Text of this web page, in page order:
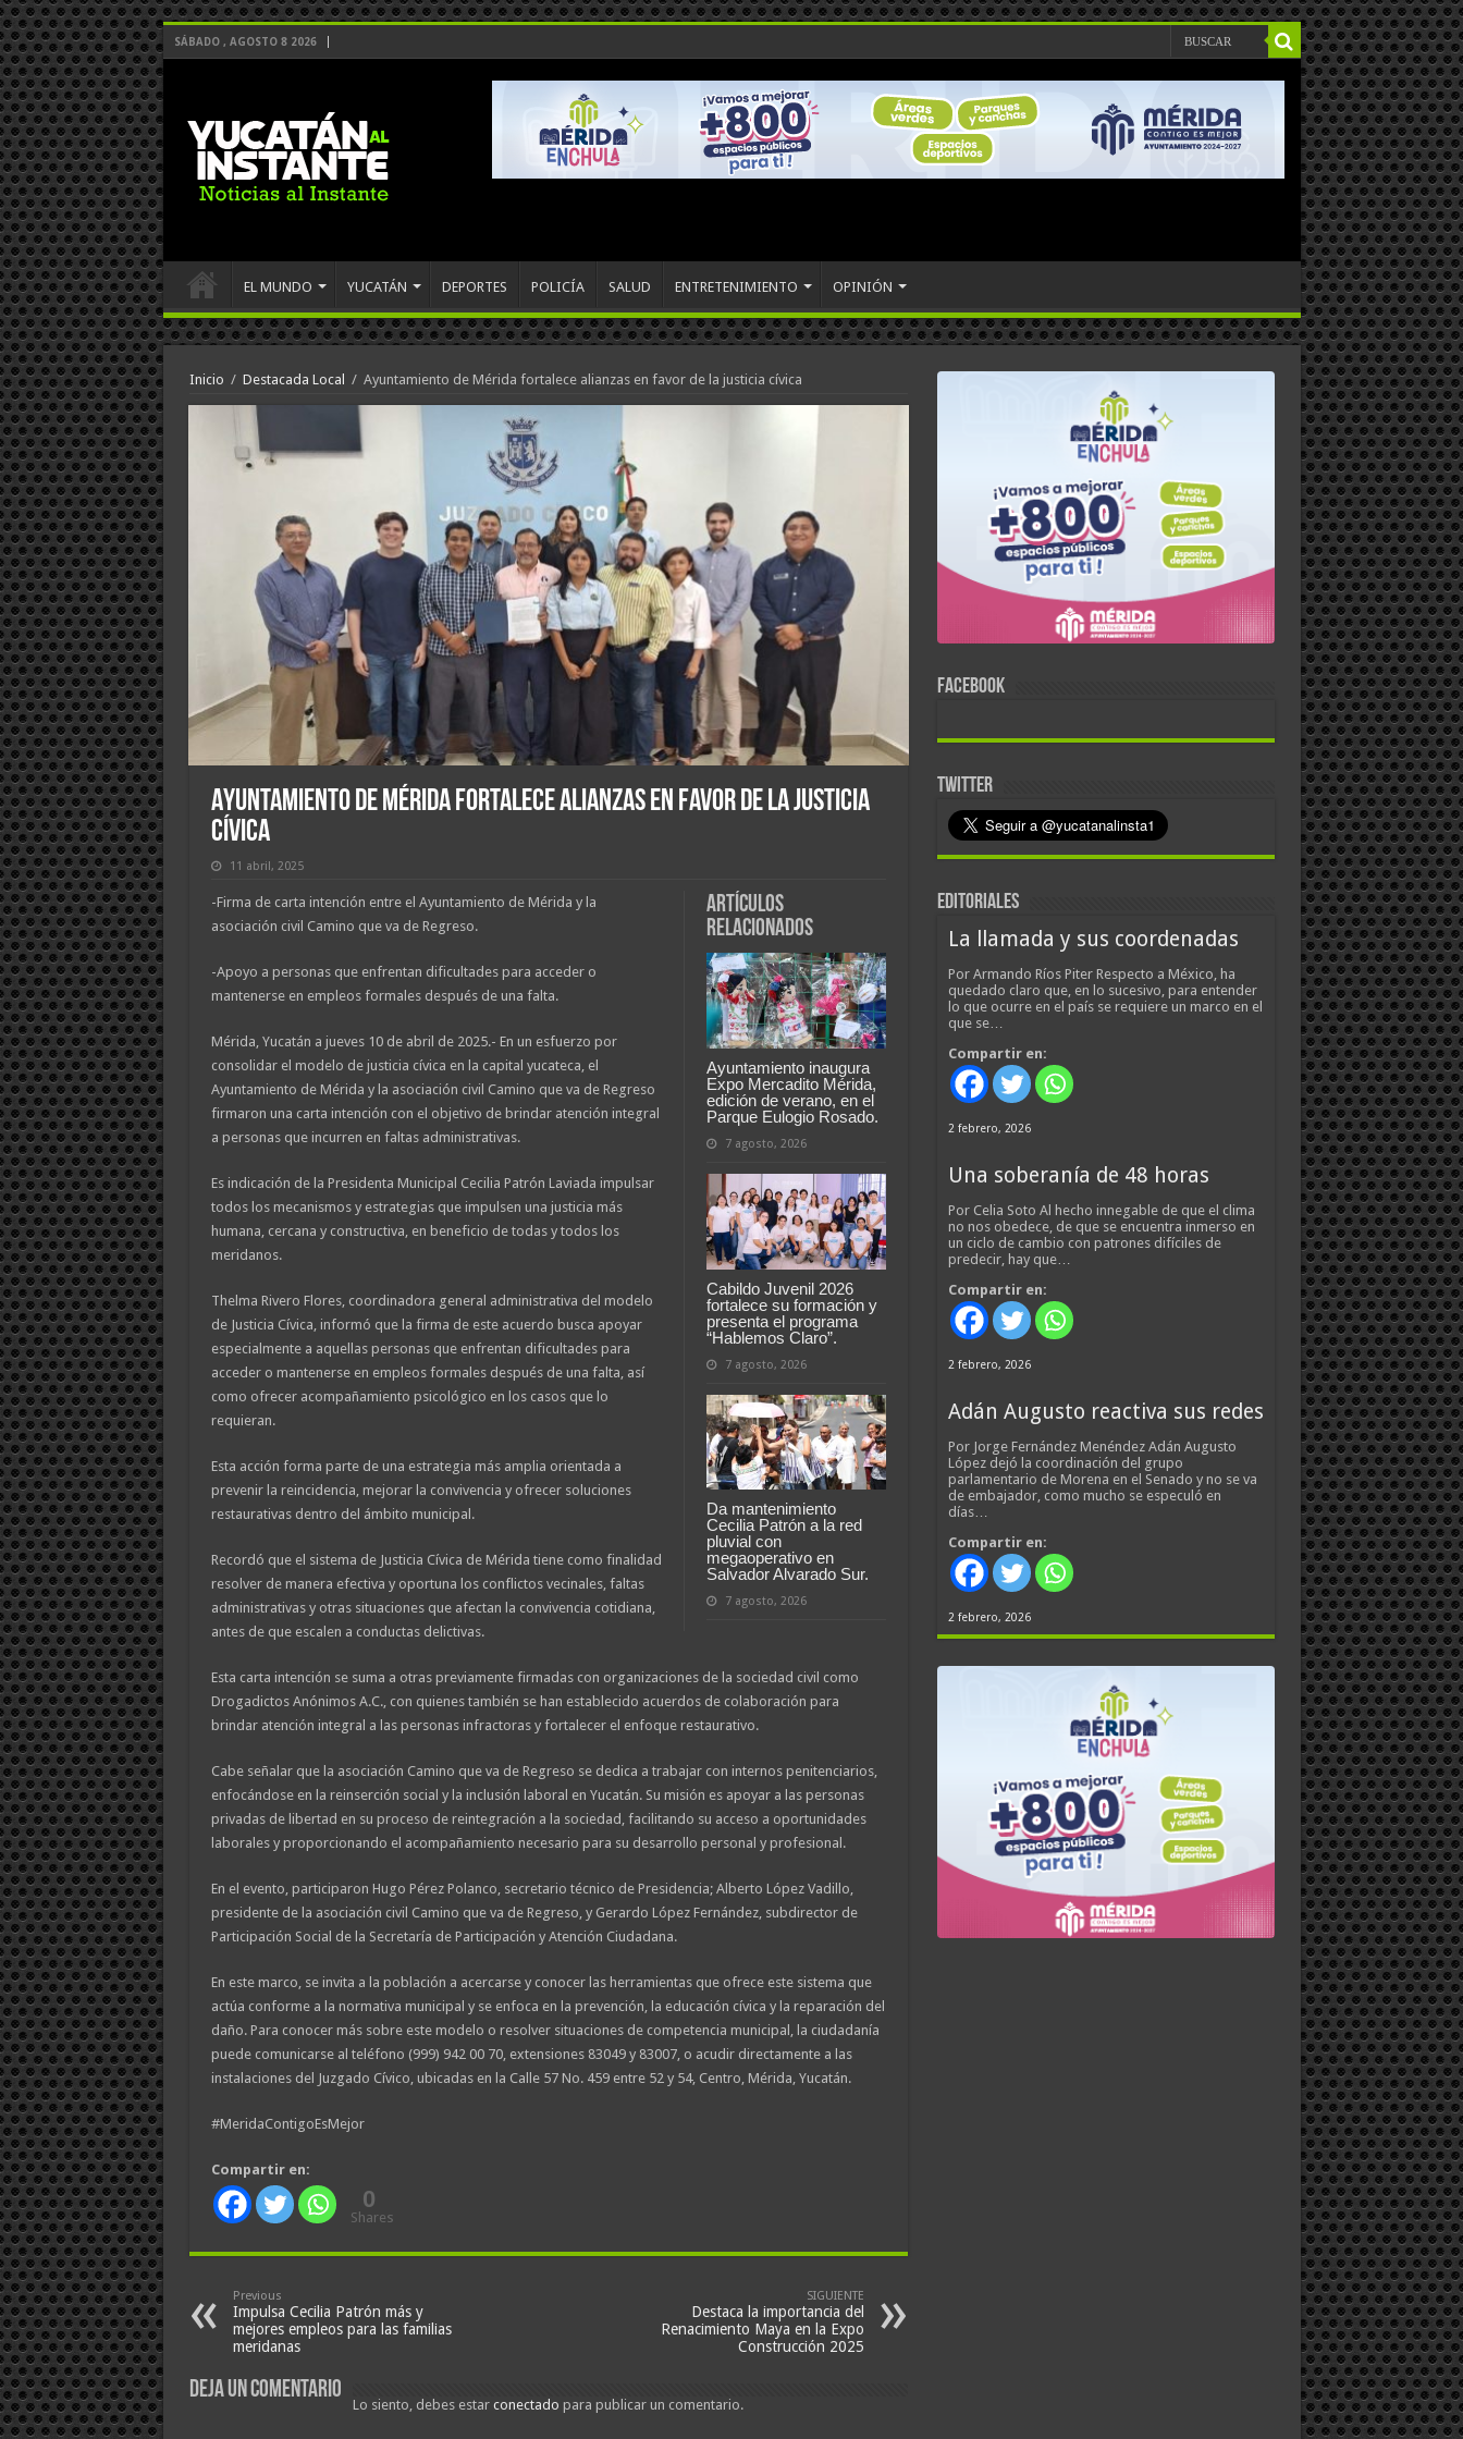
SÁBADO , AGOSTO 8 2026
EL MUNDO YUCATÁN DEPORTES POLICÍA SALUD ENTRETENIMIENTO OPINIÓN
Inicio / Destacada Local / Ayuntamiento de Mérida fortalece alianzas en favor de la justicia cívica
Ayuntamiento de Mérida fortalece alianzas en favor de la justicia
cívica
11 abril, 2025
Artículos
relacionados
Ayuntamiento inaugura
Expo Mercadito Mérida,
edición de verano, en el
Parque Eulogio Rosado.
7 agosto, 2026
Cabildo Juvenil 2026
fortalece su formación y
presenta el programa
“Hablemos Claro”.
7 agosto, 2026
Da mantenimiento
Cecilia Patrón a la red
pluvial con
megaoperativo en
Salvador Alvarado Sur.
7 agosto, 2026
-Firma de carta intención entre el Ayuntamiento de Mérida y la
asociación civil Camino que va de Regreso.
-Apoyo a personas que enfrentan dificultades para acceder o
mantenerse en empleos formales después de una falta.
Mérida, Yucatán a jueves 10 de abril de 2025.- En un esfuerzo por
consolidar el modelo de justicia cívica en la capital yucateca, el
Ayuntamiento de Mérida y la asociación civil Camino que va de Regreso
firmaron una carta intención con el objetivo de brindar atención integral
a personas que incurren en faltas administrativas.
Es indicación de la Presidenta Municipal Cecilia Patrón Laviada impulsar
todos los mecanismos y estrategias que impulsen una justicia más
humana, cercana y constructiva, en beneficio de todas y todos los
meridanos.
Thelma Rivero Flores, coordinadora general administrativa del modelo
de Justicia Cívica, informó que la firma de este acuerdo busca apoyar
especialmente a aquellas personas que enfrentan dificultades para
acceder o mantenerse en empleos formales después de una falta, así
como ofrecer acompañamiento psicológico en los casos que lo
requieran.
Esta acción forma parte de una estrategia más amplia orientada a
prevenir la reincidencia, mejorar la convivencia y ofrecer soluciones
restaurativas dentro del ámbito municipal.
Recordó que el sistema de Justicia Cívica de Mérida tiene como finalidad
resolver de manera efectiva y oportuna los conflictos vecinales, faltas
administrativas y otras situaciones que afectan la convivencia cotidiana,
antes de que escalen a conductas delictivas.
Esta carta intención se suma a otras previamente firmadas con organizaciones de la sociedad civil como
Drogadictos Anónimos A.C., con quienes también se han establecido acuerdos de colaboración para
brindar atención integral a las personas infractoras y fortalecer el enfoque restaurativo.
Cabe señalar que la asociación Camino que va de Regreso se dedica a trabajar con internos penitenciarios,
enfocándose en la reinserción social y la inclusión laboral en Yucatán. Su misión es apoyar a las personas
privadas de libertad en su proceso de reintegración a la sociedad, facilitando su acceso a oportunidades
laborales y proporcionando el acompañamiento necesario para su desarrollo personal y profesional.
En el evento, participaron Hugo Pérez Polanco, secretario técnico de Presidencia; Alberto López Vadillo,
presidente de la asociación civil Camino que va de Regreso, y Gerardo López Fernández, subdirector de
Participación Social de la Secretaría de Participación y Atención Ciudadana.
En este marco, se invita a la población a acercarse y conocer las herramientas que ofrece este sistema que
actúa conforme a la normativa municipal y se enfoca en la prevención, la educación cívica y la reparación del
daño. Para conocer más sobre este modelo o resolver situaciones de competencia municipal, la ciudadanía
puede comunicarse al teléfono (999) 942 00 70, extensiones 83049 y 83007, o acudir directamente a las
instalaciones del Juzgado Cívico, ubicadas en la Calle 57 No. 459 entre 52 y 54, Centro, Mérida, Yucatán.
#MeridaContigoEsMejor
Compartir en:
0
Shares
Previous
Impulsa Cecilia Patrón más y
mejores empleos para las familias
meridanas
SIGUIENTE
Destaca la importancia del
Renacimiento Maya en la Expo
Construcción 2025
Deja un comentario
Lo siento, debes estar conectado para publicar un comentario.
FACEBOOK
TWITTER
EDITORIALES
La llamada y sus coordenadas
Por Armando Ríos Piter Respecto a México, ha
quedado claro que, en lo sucesivo, para entender
lo que ocurre en el país se requiere un marco en el
que se…
Compartir en:
2 febrero, 2026
Una soberanía de 48 horas
Por Celia Soto Al hecho innegable de que el clima
no nos obedece, de que se encuentra inmerso en
un ciclo de cambio con patrones difíciles de
predecir, hay que…
Compartir en:
2 febrero, 2026
Adán Augusto reactiva sus redes
Por Jorge Fernández Menéndez Adán Augusto
López dejó la coordinación del grupo
parlamentario de Morena en el Senado y no se va
de embajador, como mucho se especuló en
días…
Compartir en:
2 febrero, 2026